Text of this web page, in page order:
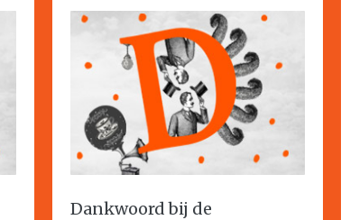
Dankwoord bij de